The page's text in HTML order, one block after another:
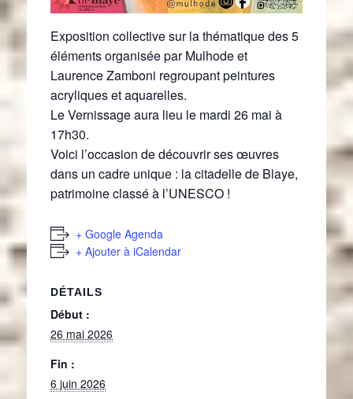
Exposition collective sur la thématique des 5
éléments organisée par Mulhode et
Laurence Zamboni regroupant peintures
acryliques et aquarelles.
Le Vernissage aura lieu le mardi 26 mai à
17h30.
Voici l’occasion de découvrir ses œuvres
dans un cadre unique : la citadelle de Blaye,
patrimoine classé à l’UNESCO !
+ Google Agenda
+ Ajouter à iCalendar
DÉTAILS
Début :
26 mai 2026
Fin :
6 juin 2026